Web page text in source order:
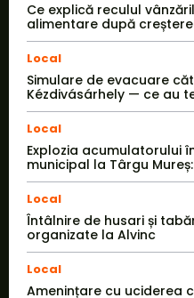
Ce explică reculul
alimentare după
Local
Simulare de evacuare
Kézdivásárhely — ce au
Local
Explozia acumulatorului
municipal la Târgu
Local
Întâlnire de husari și
organizate la Alvinc
Local
Amenințare cu uciderea